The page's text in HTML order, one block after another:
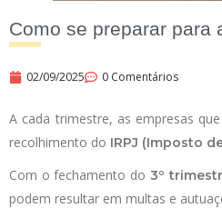
Como se preparar para
02/09/2025 0 Comentários
A cada trimestre, as empresas
recolhimento do IRPJ (Imposto
Com o fechamento do 3º
podem resultar em multas e